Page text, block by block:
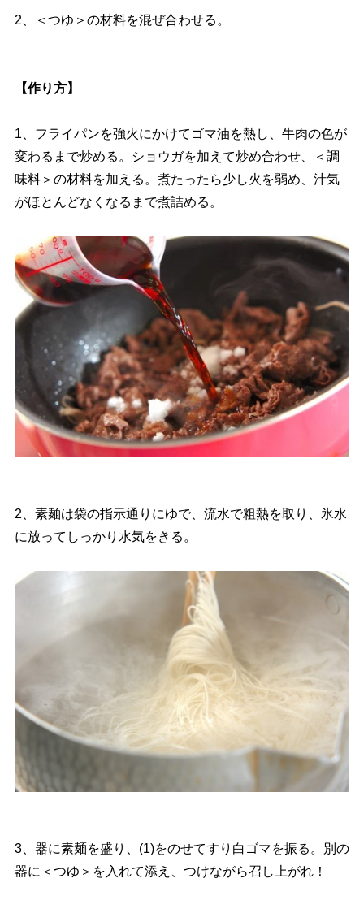
2、＜つゆ＞の材料を混ぜ合わせる。
【作り方】
1、フライパンを強火にかけてゴマ油を熱し、牛肉の色が
変わるまで炒める。ショウガを加えて炒め合わせ、＜調
味料＞の材料を加える。煮たったら少し火を弱め、汁気
がほとんどなくなるまで煮詰める。
2、素麺は袋の指示通りにゆで、流水で粗熱を取り、氷水
に放ってしっかり水気をきる。
3、器に素麺を盛り、(1)をのせてすり白ゴマを振る。別の
器に＜つゆ＞を入れて添え、つけながら召し上がれ！